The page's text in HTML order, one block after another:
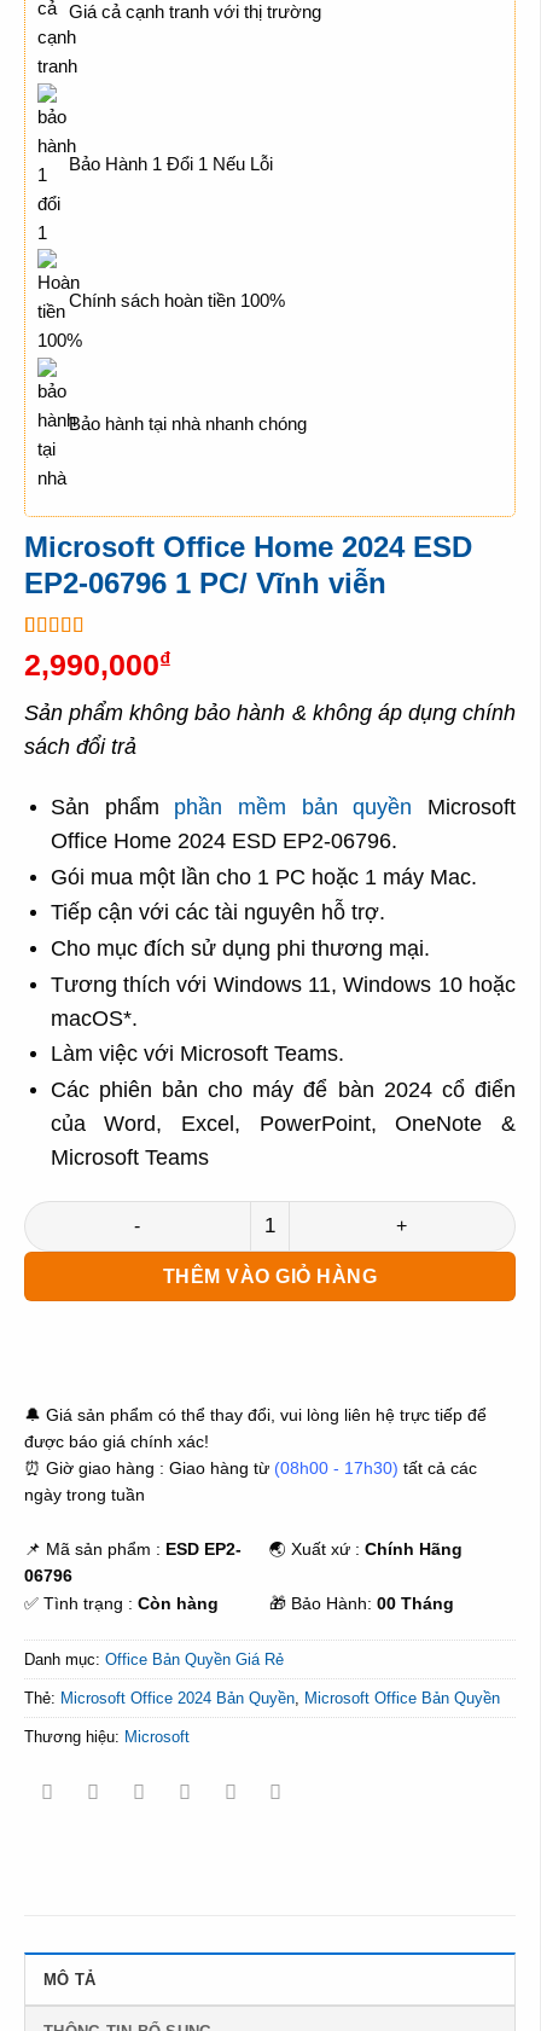
Giá cả cạnh tranh với thị trường
Bảo Hành 1 Đổi 1 Nếu Lỗi
Chính sách hoàn tiền 100%
Bảo hành tại nhà nhanh chóng
Microsoft Office Home 2024 ESD
EP2-06796 1 PC/ Vĩnh viễn
5trên 5 dựa
trên
1
đánh
2,990,000₫
Sản phẩm không bảo hành & không áp dụng chính
sách đổi trả
Sản phẩm phần mềm bản quyền Microsoft
Office Home 2024 ESD EP2-06796.
Gói mua một lần cho 1 PC hoặc 1 máy Mac.
Tiếp cận với các tài nguyên hỗ trợ.
Cho mục đích sử dụng phi thương mại.
Tương thích với Windows 11, Windows 10 hoặc
macOS*.
Làm việc với Microsoft Teams.
Các phiên bản cho máy để bàn 2024 cổ điển
của Word, Excel, PowerPoint, OneNote &
Microsoft Teams
Microsoft Office Home 2024 ESD EP2-06796 1 PC/ Vĩnh viễn
THÊM VÀO GIỎ HÀNG
🔔 Giá sản phẩm có thể thay đổi, vui lòng liên hệ trực tiếp để
được báo giá chính xác!
⏰ Giờ giao hàng : Giao hàng từ (08h00 - 17h30) tất cả các
ngày trong tuần
📌 Mã sản phẩm : ESD EP2-
06796
🌏 Xuất xứ : Chính Hãng
✅ Tình trạng : Còn hàng 🎁 Bảo Hành: 00 Tháng
Danh mục: Office Bản Quyền Giá Rẻ
Thẻ: Microsoft Office 2024 Bản Quyền, Microsoft Office Bản Quyền
Thương hiệu: Microsoft
MÔ TẢ